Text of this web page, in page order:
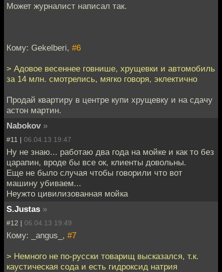
Может журналист написал так.
Кому: Gekelberi, #6
> Адовое весеннее говнише, хрущевки и автомобиль
за 14 млн. смотрелись, мягко говоря, эклектично
Продай квартиру в центре купи хрущевку и на сдачу
астон мартин.
Nabokov »
#11 | 06.04.13 19:47
Ну не знаю... работаю два года на мойке и как то без
царапин, вроде бы все ок, клиенты довольны.
Еще не было случая чтобы говорили что вот
машину убиваем...
Неужто цивилизованная мойка
S.Justas »
#12 | 06.04.13 19:49
Кому: _angus_, #7
> Немного не по-русски товарищ высказался, т.к.
каустическая сода и есть гидроксид натрия